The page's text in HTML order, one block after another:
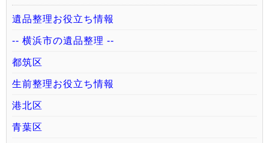
遺品整理お役立ち情報
-- 横浜市の遺品整理 --
都筑区
生前整理お役立ち情報
港北区
青葉区